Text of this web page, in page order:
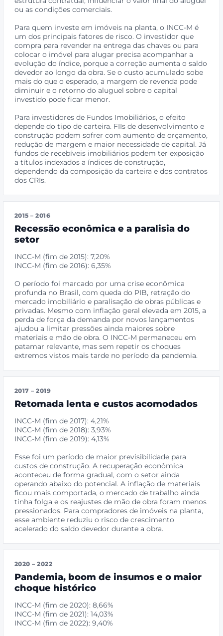
ou as condições comerciais.
Para quem investe em imóveis na planta, o INCC-M é
um dos principais fatores de risco. O investidor que
compra para revender na entrega das chaves ou para
colocar o imóvel para alugar precisa acompanhar a
evolução do índice, porque a correção aumenta o saldo
devedor ao longo da obra. Se o custo acumulado sobe
mais do que o esperado, a margem de revenda pode
diminuir e o retorno do aluguel sobre o capital
investido pode ficar menor.
Para investidores de Fundos Imobiliários, o efeito
depende do tipo de carteira. FIIs de desenvolvimento e
construção podem sofrer com aumento de orçamento,
redução de margem e maior necessidade de capital. Já
fundos de recebíveis imobiliários podem ter exposição
a títulos indexados a índices de construção,
dependendo da composição da carteira e dos contratos
dos CRIs.
2015 – 2016
Recessão econômica e a paralisia do
setor
INCC-M (fim de 2015): 7,20%
INCC-M (fim de 2016): 6,35%
O período foi marcado por uma crise econômica
profunda no Brasil, com queda do PIB, retração do
mercado imobiliário e paralisação de obras públicas e
privadas. Mesmo com inflação geral elevada em 2015, a
perda de força da demanda por novos lançamentos
ajudou a limitar pressões ainda maiores sobre
materiais e mão de obra. O INCC-M permaneceu em
patamar relevante, mas sem repetir os choques
extremos vistos mais tarde no período da pandemia.
2017 – 2019
Retomada lenta e custos acomodados
INCC-M (fim de 2017): 4,21%
INCC-M (fim de 2018): 3,93%
INCC-M (fim de 2019): 4,13%
Esse foi um período de maior previsibilidade para
custos de construção. A recuperação econômica
aconteceu de forma gradual, com o setor ainda
operando abaixo do potencial. A inflação de materiais
ficou mais comportada, o mercado de trabalho ainda
tinha folga e os reajustes de mão de obra foram menos
pressionados. Para compradores de imóveis na planta,
esse ambiente reduziu o risco de crescimento
acelerado do saldo devedor durante a obra.
2020 – 2022
Pandemia, boom de insumos e o maior
choque histórico
INCC-M (fim de 2020): 8,66%
INCC-M (fim de 2021): 14,03%
INCC-M (fim de 2022): 9,40%